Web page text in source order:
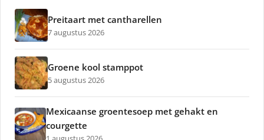
Preitaart met cantharellen
7 augustus 2026
Groene kool stamppot
5 augustus 2026
Mexicaanse groentesoep met gehakt en
courgette